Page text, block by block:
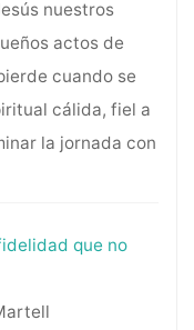
nuestros
actos de
cuando se
cálida, fiel a
la jornada con
que no